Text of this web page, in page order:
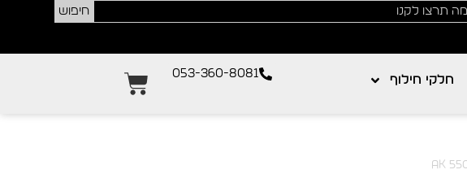
חיפוש
חלקי חילוף 053-360-8081